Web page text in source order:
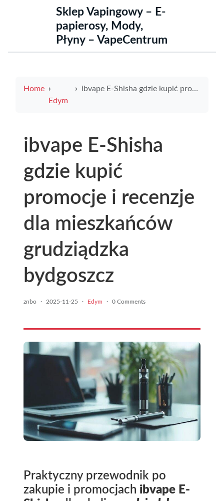
Sklep Vapingowy – E-
papierosy, Mody,
Płyny – VapeCentrum
Home
Edym
ibvape E-Shisha gdzie kupić promocje i recenzje dla mieszkańców grudziądzka bydgoszcz
ibvape E-Shisha
gdzie kupić
promocje i recenzje
dla mieszkańców
grudziądzka
bydgoszcz
znbo · 2025-11-25 · Edym · 0 Comments
Praktyczny przewodnik po
zakupie i promocjach ibvape E-